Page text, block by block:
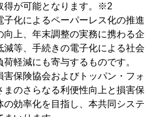
得が可能となります。※2
化によるペーパーレス化の推進
向上、年末調整の実務に携わる企
等、手続きの電子化による社会
軽減にも寄与するものです。
保険協会およびトッパン・フォ
まのさらなる利便性向上と損害保
の効率化を目指し、本共同システ